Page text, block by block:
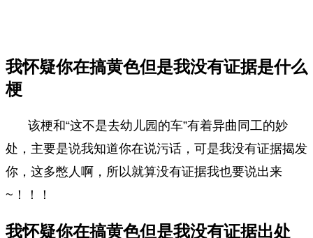
我怀疑你在搞黄色但是我没有证据是什么
梗
该梗和“这不是去幼儿园的车”有着异曲同工的妙
处，主要是说我知道你在说污话，可是我没有证据揭发
你，这多憋人啊，所以就算没有证据我也要说出来
~！！！
我怀疑你在搞黄色但是我没有证据出处